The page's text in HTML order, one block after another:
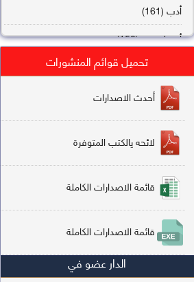
أدب (161)
أصول فقه (158)
تاريخ (138)
فقه شافعي (132)
فقه حنفي (113)
فقه مالكي (112)
تفسير قرآن (106)
علم كلام (96)
أخلاق وتصوف (91)
تحميل قوائم المنشورات
أحدث الاصدارات
لائحه يالكتب المتوفرة
قائمة الاصدارات الكاملة
قائمة الاصدارات الكاملة
الدار عضو في